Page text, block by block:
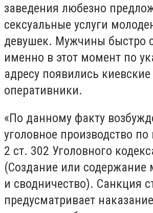
заведения любезно
сексуальные услуги
девушек. Мужчины быстро
именно в этот момент по
адресу появились киевские
оперативники.
«По данному факту
уголовное производство
2 ст. 302 Уголовного
(Создание или содержание
и сводничество). Санкция
предусматривает